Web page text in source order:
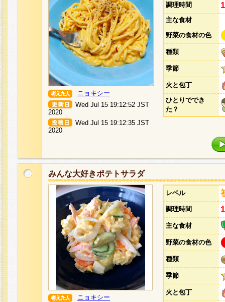
ニョキシー
Wed Jul 15 19:12:52 JST
2020
Wed Jul 15 19:12:35 JST
2020
調理時間
主な食材
野菜の食材の色
種類
季節
火と包丁
ひとりででき
た？
みんな大好きポテトサラダ
ニョキシー
レベル
調理時間
主な食材
野菜の食材の色
種類
季節
火と包丁